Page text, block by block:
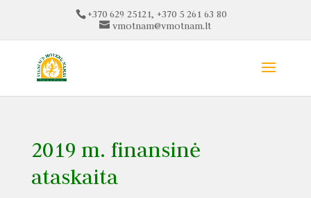
+370 629 25121, +370 5 261 63 80
vmotnam@vmotnam.lt
2019 m. finansinė
ataskaita